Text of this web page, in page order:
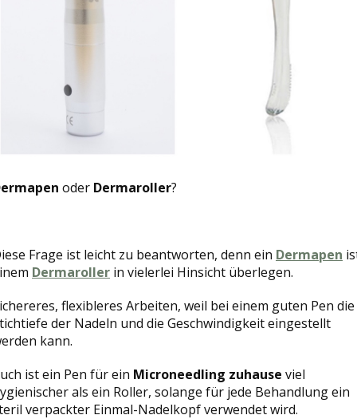
oder Dermaroller?
Frage ist leicht zu beantworten, denn ein Dermapen
Dermaroller in vielerlei Hinsicht überlegen.
flexibleres Arbeiten, weil bei einem guten Pen die
der Nadeln und die Geschwindigkeit eingestellt
kann.
ist ein Pen für ein Microneedling zuhause viel
als ein Roller, solange für jede Behandlung ein
verpackter Einmal-Nadelkopf verwendet wird.